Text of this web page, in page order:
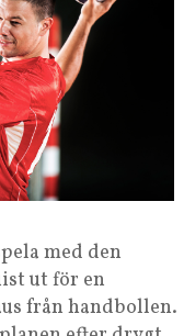
med den
ut för en
från handbollen.